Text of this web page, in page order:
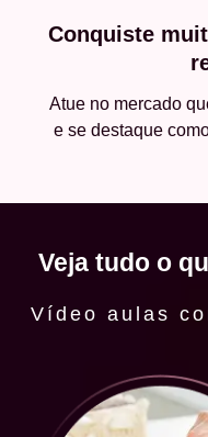
Conquiste
Atue no mercado
e se destaque
Veja tudo o
Vídeo aulas